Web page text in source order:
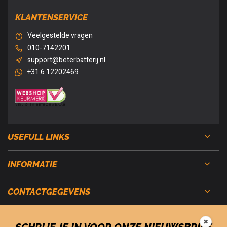
KLANTENSERVICE
Veelgestelde vragen
010-7142201
support@beterbatterij.nl
+31 6 12202469
USEFULL LINKS
INFORMATIE
CONTACTGEGEVENS
✖